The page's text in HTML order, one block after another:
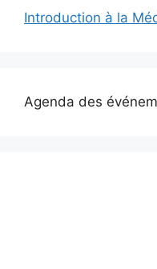
Introduction à la
Agenda des